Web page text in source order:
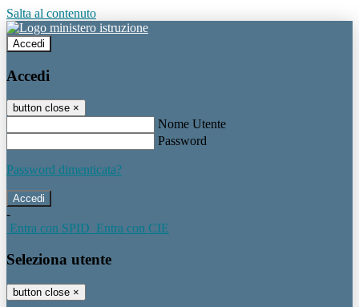
Salta al contenuto
Accedi
Accedi
button close ×
Nome Utente
Password
Password dimenticata?
-
Entra con SPID Entra con CIE
Seleziona utente
button close ×